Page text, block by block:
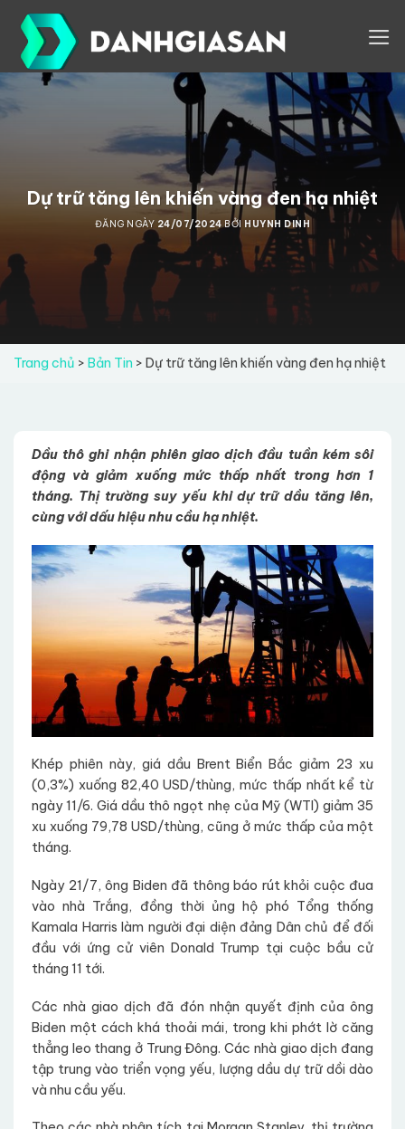
content
Dự trữ tăng lên khiến vàng đen hạ nhiệt
ĐĂNG NGÀY 24/07/2024BỞI HUYNH DINH
Trang chủ > Bản Tin > Dự trữ tăng lên khiến vàng đen hạ nhiệt
Dầu thô ghi nhận phiên giao dịch đầu tuần kém sôi
động và giảm xuống mức thấp nhất trong hơn 1
tháng. Thị trường suy yếu khi dự trữ dầu tăng lên,
cùng với dấu hiệu nhu cầu hạnhiệt.
Khép phiên này, giá dầu Brent Biển Bắc giảm 23 xu
(0,3%) xuống 82,40 USD/thùng, mức thấp nhất kể từ
ngày 11/6. Giá dầu thô ngọt nhẹ của Mỹ (WTI) giảm 35
xu xuống 79,78 USD/thùng, cũng ở mức thấp của một
tháng.
Ngày 21/7, ông Biden đã thông báo rút khỏi cuộc đua
vào nhà Trắng, đồng thời ủng hộ phó Tổng thống
Kamala Harris làm người đại diện đảng Dân chủ để đối
đầu với ứng cử viên Donald Trump tại cuộc bầu cử
tháng 11 tới.
Các nhà giao dịch đã đón nhận quyết định của ông
Biden một cách khá thoải mái, trong khi phớt lờ căng
thẳng leo thang ở Trung Đông. Các nhà giao dịch đang
tập trung vào triển vọng yếu, lượng dầu dự trữ dồi dào
và nhu cầu yếu.